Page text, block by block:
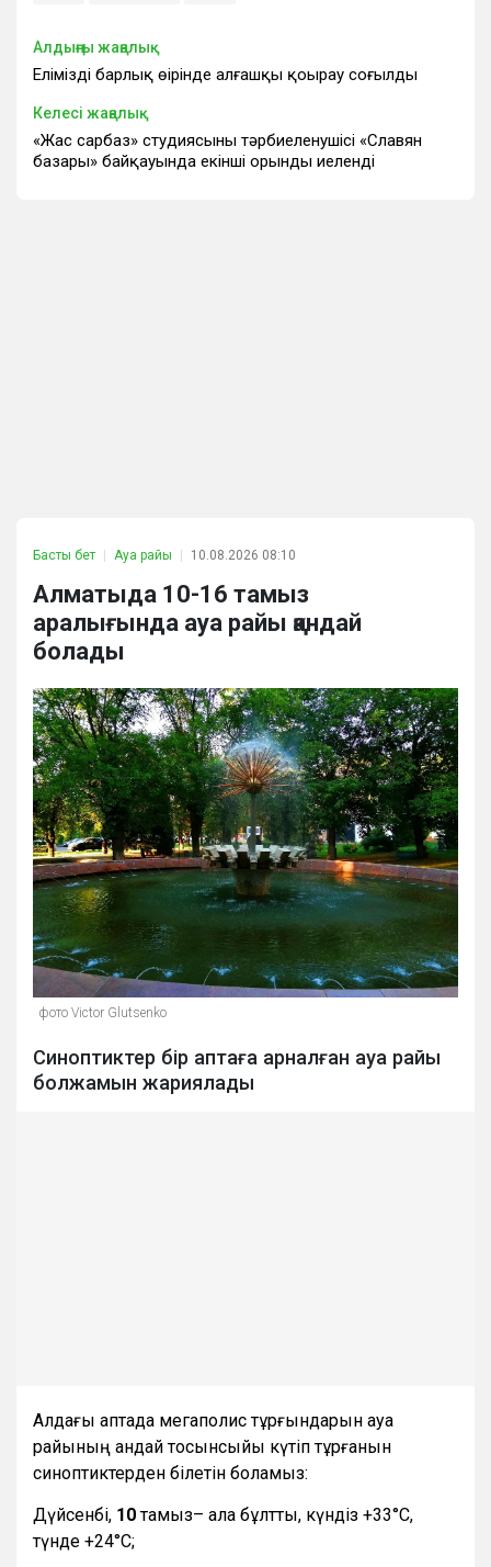
Алдыңғы жаңалық
Еліміздің барлық өңірінде алғашқы қоңырау соғылды
Келесі жаңалық
«Жас сарбаз» студиясының тәрбиеленушісі «Славян
базары» байқауында екінші орынды иеленді
Басты бет Ауа райы 10.08.2026 08:10
Алматыда 10-16 тамыз
аралығында ауа райы қандай
болады
фото Victor Glutsenko
Синоптиктер бір аптаға арналған ауа райы
болжамын жариялады
Алдағы аптада мегаполис тұрғындарын ауа
райының қандай тосынсыйы күтіп тұрғанын
синоптиктерден білетін боламыз:
Дүйсенбі, 10тамыз– ала бұлтты, күндіз +33°С,
түнде +24°С;